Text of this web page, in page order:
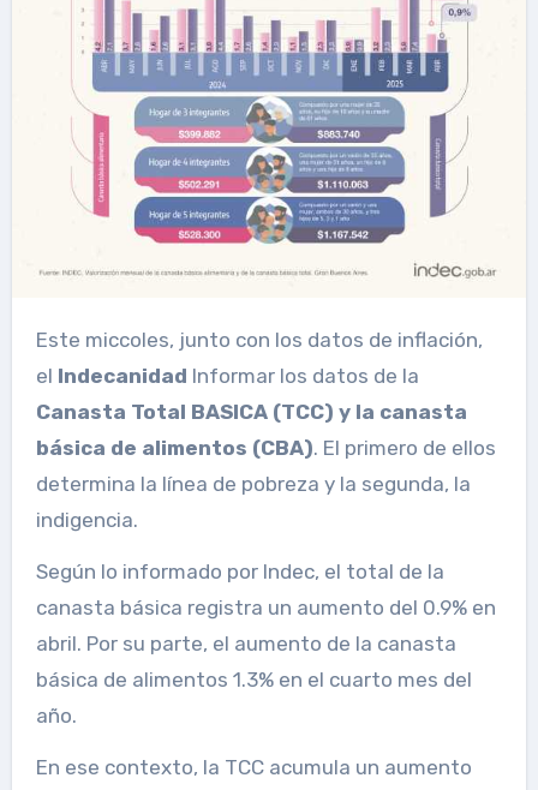
Este miccoles, junto con los datos de inflación,
el Indecanidad Informar los datos de la
Canasta Total BASICA (TCC) y la canasta
básica de alimentos (CBA). El primero de ellos
determina la línea de pobreza y la segunda, la
indigencia.
Según lo informado por Indec, el total de la
canasta básica registra un aumento del 0.9% en
abril. Por su parte, el aumento de la canasta
básica de alimentos 1.3% en el cuarto mes del
año.
En ese contexto, la TCC acumula un aumento